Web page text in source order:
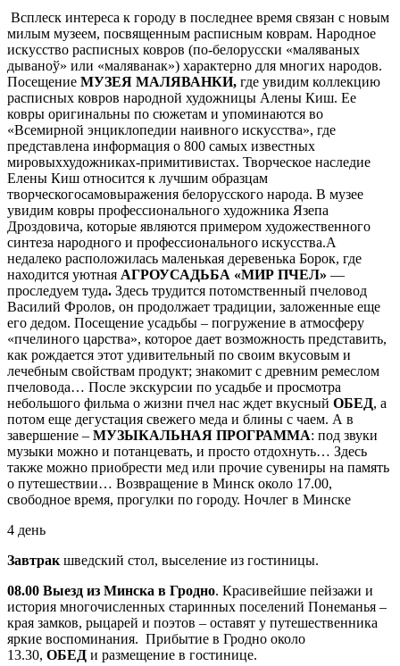
Всплеск интереса к городу в последнее время связан с новым
милым музеем, посвященным расписным коврам. Народное
искусство расписных ковров (по-белорусски «маляваных
дываноў» или «маляванак») характерно для многих народов.
Посещение МУЗЕЯ МАЛЯВАНКИ, где увидим коллекцию
расписных ковров народной художницы Алены Киш. Ее
ковры оригинальны по сюжетам и упоминаются во
«Всемирной энциклопедии наивного искусства», где
представлена информация о 800 самых известных
мировыххудожниках-примитивистах. Творческое наследие
Елены Киш относится к лучшим образцам
творческогосамовыражения белорусского народа. В музее
увидим ковры профессионального художника Язепа
Дроздовича, которые являются примером художественного
синтеза народного и профессионального искусства.А
недалеко расположилась маленькая деревенька Борок, где
находится уютная АГРОУСАДЬБА «МИР ПЧЕЛ» —
проследуем туда. Здесь трудится потомственный пчеловод
Василий Фролов, он продолжает традиции, заложенные еще
его дедом. Посещение усадьбы – погружение в атмосферу
«пчелиного царства», которое дает возможность представить,
как рождается этот удивительный по своим вкусовым и
лечебным свойствам продукт; знакомит с древним ремеслом
пчеловода… После экскурсии по усадьбе и просмотра
небольшого фильма о жизни пчел нас ждет вкусный ОБЕД, а
потом еще дегустация свежего меда и блины с чаем. А в
завершение – МУЗЫКАЛЬНАЯ ПРОГРАММА: под звуки
музыки можно и потанцевать, и просто отдохнуть… Здесь
также можно приобрести мед или прочие сувениры на память
о путешествии… Возвращение в Минск около 17.00,
свободное время, прогулки по городу. Ночлег в Минске
4 день
Завтрак шведский стол, выселение из гостиницы.
08.00 Выезд из Минска в Гродно. Красивейшие пейзажи и
история многочисленных старинных поселений Понеманья –
края замков, рыцарей и поэтов – оставят у путешественника
яркие воспоминания. Прибытие в Гродно около
13.30, ОБЕД и размещение в гостинице.